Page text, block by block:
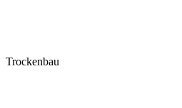
Trockenbau